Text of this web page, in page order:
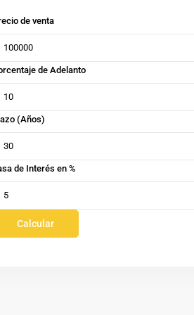
de venta
de Adelanto
(Años)
de Interés en %
Calcular